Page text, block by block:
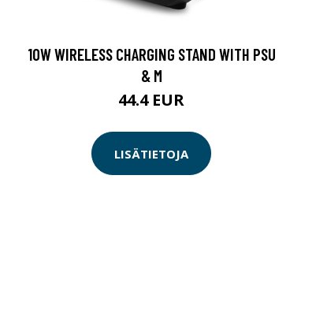
10W WIRELESS CHARGING STAND WITH PSU
& M
44.4 EUR
LISÄTIETOJA